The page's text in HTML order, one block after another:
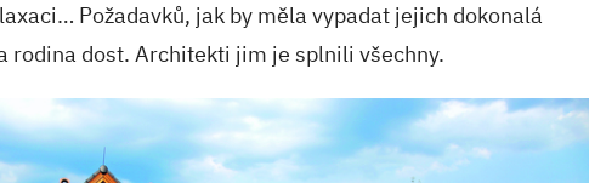
Požadavků, jak by měla vypadat jejich dokonalá
rodina dost. Architekti jim je splnili všechny.